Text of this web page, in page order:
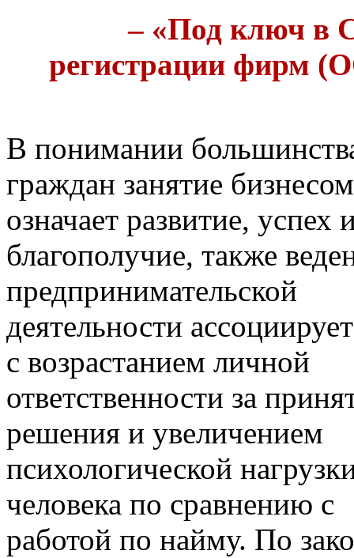
– «Под ключ в
регистрации фирм
В понимании
граждан занятие бизнесом
означает развитие, успех
благополучие, также
предпринимательской
деятельности
с возрастанием личной
ответственности за
решения и увеличением
психологической
человека по сравнению с
работой по найму. По